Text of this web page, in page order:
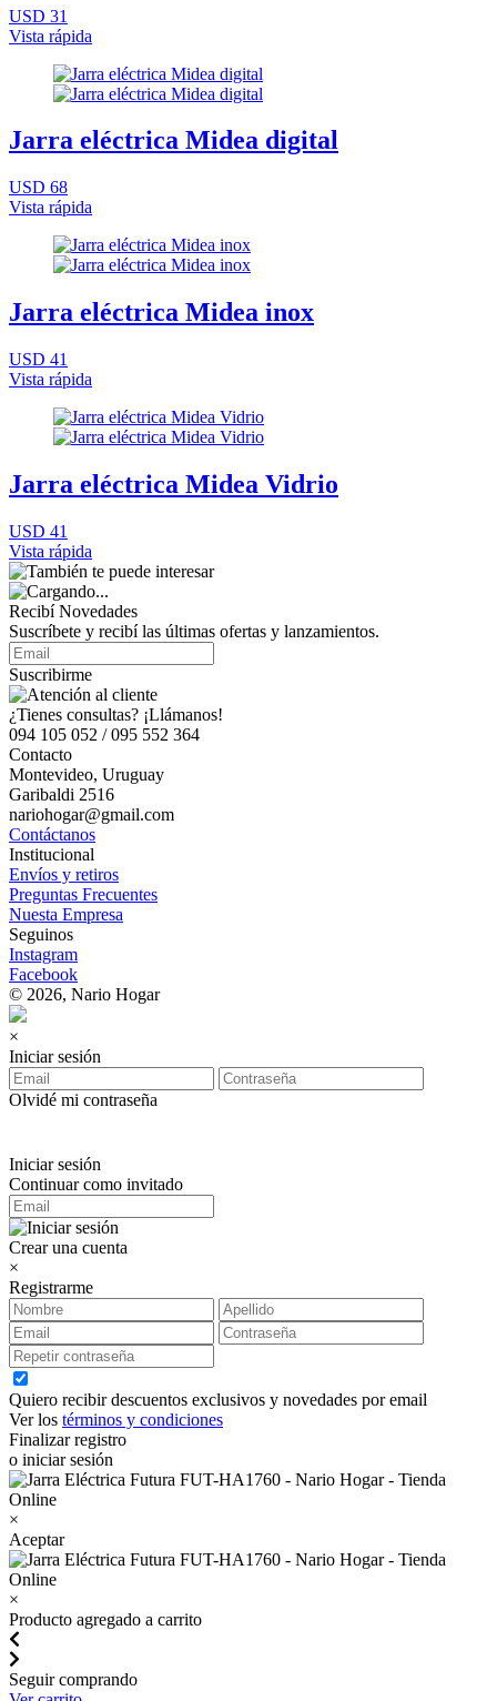
USD 31
Vista rápida
Jarra eléctrica Midea digital
USD 68
Vista rápida
Jarra eléctrica Midea inox
USD 41
Vista rápida
Jarra eléctrica Midea Vidrio
USD 41
Vista rápida
Recibí Novedades
Suscríbete y recibí las últimas ofertas y lanzamientos.
Suscribirme
¿Tienes consultas? ¡Llámanos!
094 105 052 / 095 552 364
Contacto
Montevideo, Uruguay
Garibaldi 2516
nariohogar@gmail.com
Contáctanos
Institucional
Envíos y retiros
Preguntas Frecuentes
Nuesta Empresa
Seguinos
Instagram
Facebook
© 2026, Nario Hogar
×
Iniciar sesión
Olvidé mi contraseña
Iniciar sesión
Continuar como invitado
Crear una cuenta
×
Registrarme
Quiero recibir descuentos exclusivos y novedades por email
Ver los términos y condiciones
Finalizar registro
o iniciar sesión
×
Aceptar
×
Producto agregado a carrito
Seguir comprando